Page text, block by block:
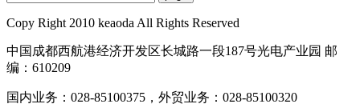
Copy Right 2010 keaoda All Rights Reserved
中国成都西航港经济开发区长城路一段187号光电产业园 邮
编：610209
国内业务：028-85100375，外贸业务：028-85100320